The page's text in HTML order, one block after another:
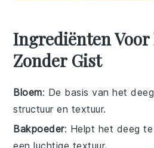
Ingrediënten Voor
Zonder Gist
Bloem: De basis van het
structuur en textuur.
Bakpoeder: Helpt het deeg
een luchtige textuur.